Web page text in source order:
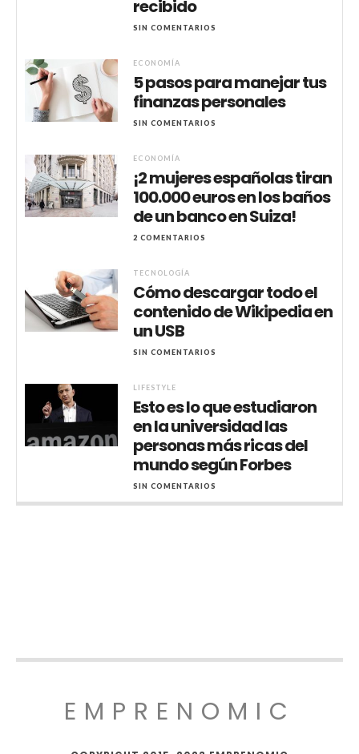
recibido
SIN COMENTARIOS
ECONOMÍA
5 pasos para manejar tus
finanzas personales
SIN COMENTARIOS
ECONOMÍA
¡2 mujeres españolas tiran
100.000 euros en los baños
de un banco en Suiza!
2 COMENTARIOS
TECNOLOGÍA
Cómo descargar todo el
contenido de Wikipedia en
un USB
SIN COMENTARIOS
LIFESTYLE
Esto es lo que estudiaron
en la universidad las
personas más ricas del
mundo según Forbes
SIN COMENTARIOS
EMPRENOMIC